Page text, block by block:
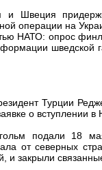
операции на
НАТО: опрос
шведской
Турции
о вступлении
подали 18
от северных
и закрыли